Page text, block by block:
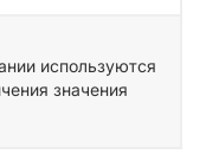
используются
значения